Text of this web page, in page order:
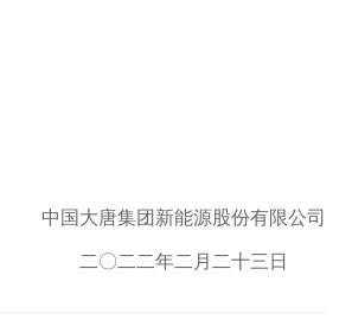
中国大唐集团新能源股份有限公司
二〇二二年二月二十三日